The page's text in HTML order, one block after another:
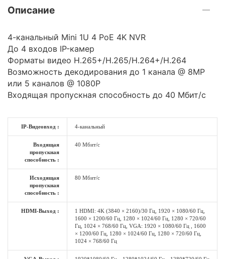
Описание
4-канальный Mini 1U 4 PoE 4K NVR
До 4 входов IP-камер
Форматы видео H.265+/H.265/H.264+/H.264
Возможность декодирования до 1 канала @ 8MP
или 5 каналов @ 1080P
Входящая пропускная способность до 40 Мбит/с
IP-Видеовход : 4-канальный
Входящая
пропускная
способность :
40 Мбит/с
Исходящая
пропускная
способность :
80 Мбит/с
HDMI-Выход :
1 HDMI: 4K (3840 × 2160)/30 Гц, 1920 × 1080/60 Гц,
1600 × 1200/60 Гц, 1280 × 1024/60 Гц, 1280 × 720/60
Гц, 1024 × 768/60 Гц, VGA: 1920 × 1080/60 Гц , 1600
× 1200/60 Гц, 1280 × 1024/60 Гц, 1280 × 720/60 Гц,
1024 × 768/60 Гц